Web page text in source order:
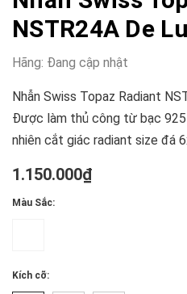
NSTR24A De
Hãng: Đang cập nhật
Nhẫn Swiss Topaz Radiant
Được làm thủ công từ bạc
nhiên cắt giác radiant size đá
1.150.000₫
Màu Sắc:
Kích cỡ: